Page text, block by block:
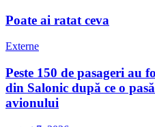
Poate ai ratat ceva
Externe
Peste 150 de pasageri au
din Salonic după ce o
avionului